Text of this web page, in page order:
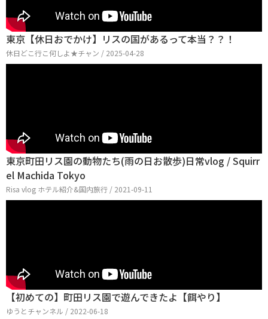
東京【休日おでかけ】リスの国があるって本当？？！
休日どこ行こ何しよ★チャン / 2025-04-28
東京町田リス園の動物たち(雨の日お散歩)日常vlog / Squirr
el Machida Tokyo
Risa vlog ホテル紹介&国内旅行 / 2021-09-11
【初めての】町田リス園で遊んできたよ【餌やり】
ゆうとチャンネル / 2022-06-18